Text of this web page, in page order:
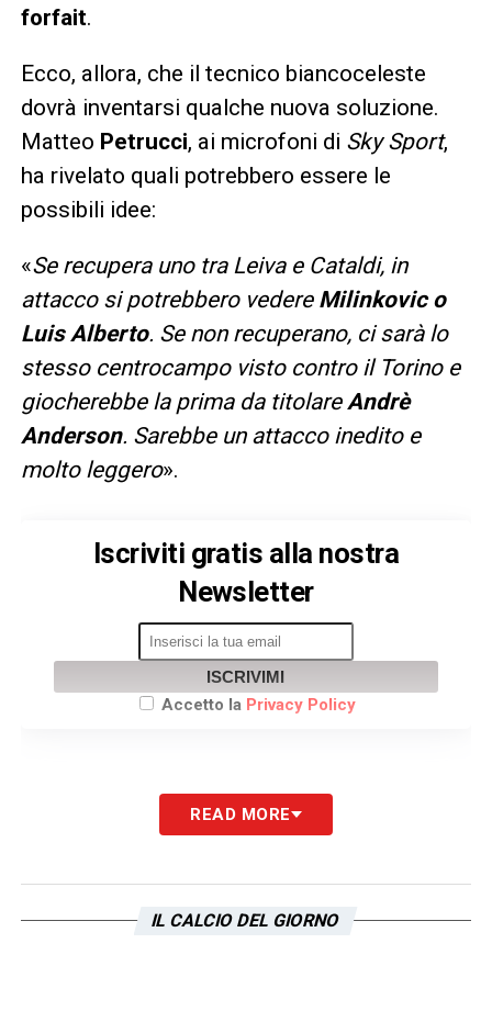
forfait.
Ecco, allora, che il tecnico biancoceleste
dovrà inventarsi qualche nuova soluzione.
Matteo Petrucci, ai microfoni di Sky Sport,
ha rivelato quali potrebbero essere le
possibili idee:
«Se recupera uno tra Leiva e Cataldi, in
attacco si potrebbero vedere Milinkovic o
Luis Alberto. Se non recuperano, ci sarà lo
stesso centrocampo visto contro il Torino e
giocherebbe la prima da titolare Andrè
Anderson. Sarebbe un attacco inedito e
molto leggero».
Iscriviti gratis alla nostra
Newsletter
ISCRIVIMI
Accetto la Privacy Policy
READ MORE
IL CALCIO DEL GIORNO